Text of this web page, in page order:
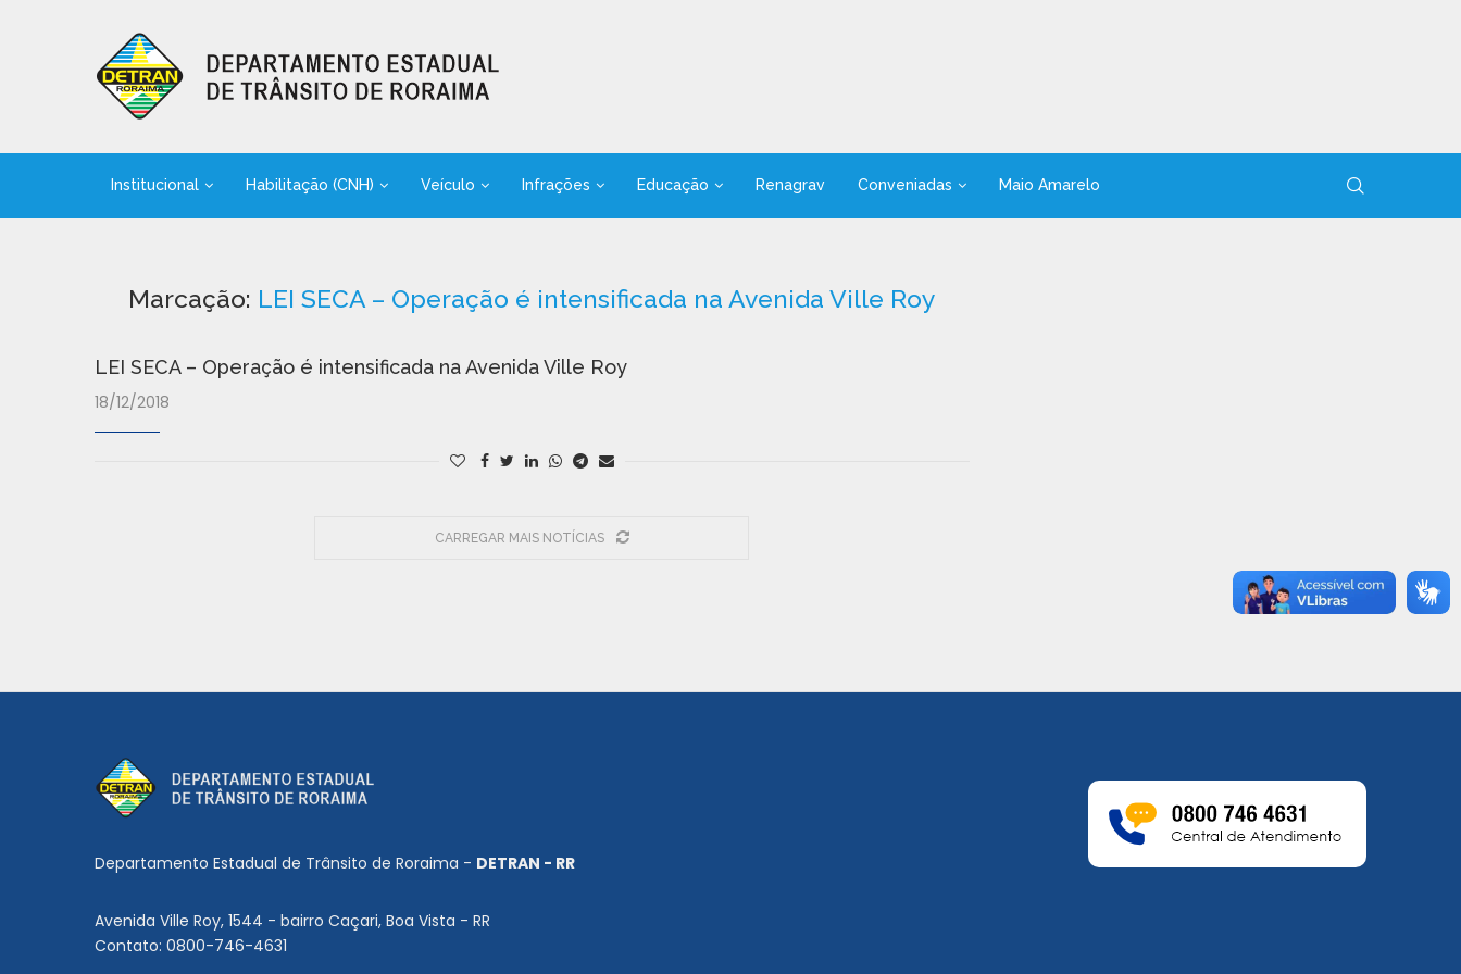
Institucional Habilitação (CNH) Veículo Infrações Educação Renagrav Conveniadas Maio Amarelo
Marcação: LEI SECA – Operação é intensificada na Avenida Ville Roy
LEI SECA – Operação é intensificada na Avenida Ville Roy
18/12/2018
CARREGAR MAIS NOTÍCIAS
Departamento Estadual de Trânsito de Roraima - DETRAN - RR
Avenida Ville Roy, 1544 - bairro Caçari, Boa Vista - RR
Contato: 0800-746-4631